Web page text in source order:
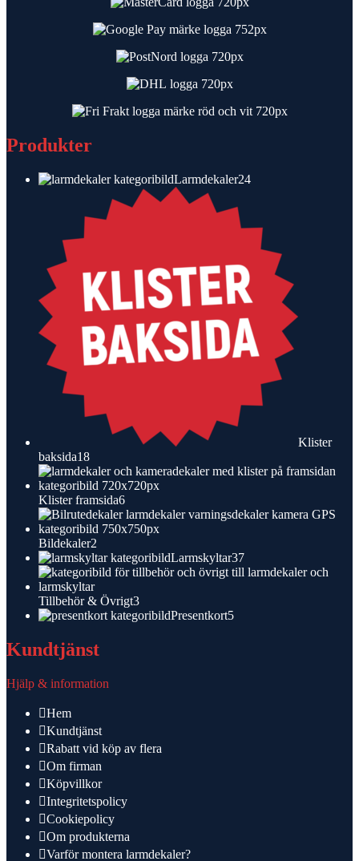
Produkter
Larmdekaler2424
Klister
baksida1818
produkter
Klister framsida66
produkter
Bildekaler2
produkter
Larmskyltar3737
produkter
Tillbehör & Övrigt33
produkterPresentkort55
Kundtjänst
Hjälp & information
Hem
Kundtjänst
Rabatt vid köp av flera
Om firman
Köpvillkor
Integritetspolicy
Cookiepolicy
Om produkterna
Varför montera larmdekaler?